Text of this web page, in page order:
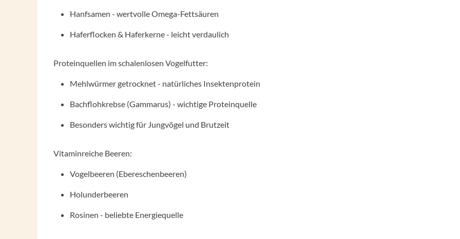
Hanfsamen - wertvolle Omega-Fettsäuren
Haferflocken & Haferkerne - leicht verdaulich
Proteinquellen im schalenlosen Vogelfutter:
Mehlwürmer getrocknet - natürliches Insektenprotein
Bachflohkrebse (Gammarus) - wichtige Proteinquelle
Besonders wichtig für Jungvögel und Brutzeit
Vitaminreiche Beeren:
Vogelbeeren (Ebereschenbeeren)
Holunderbeeren
Rosinen - beliebte Energiequelle